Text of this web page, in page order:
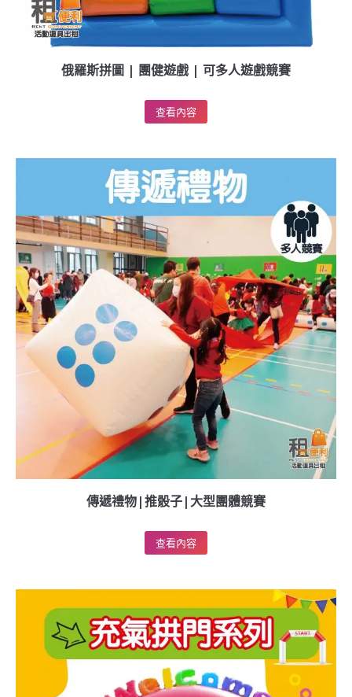
俄羅斯拼圖 | 團健遊戲 | 可多人遊戲競賽
查看內容
傳遞禮物|推骰子|大型團體競賽
查看內容